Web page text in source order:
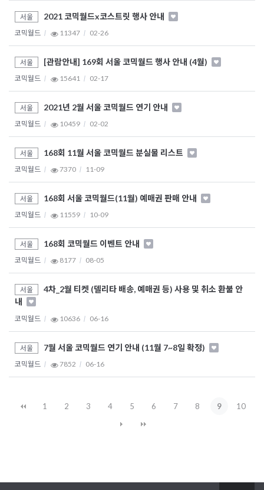
서울 2021 코믹월드x코스트릿 행사 안내
코믹월드 11347 02-26
서울 [관람안내] 169회 서울 코믹월드 행사 안내 (4월)
코믹월드 15641 02-17
서울 2021년 2월 서울 코믹월드 연기 안내
코믹월드 10459 02-02
서울 168회 11월 서울 코믹월드 분실물 리스트
코믹월드 7370 11-09
서울 168회 서울 코믹월드(11월) 예매권 판매 안내
코믹월드 11559 10-09
서울 168회 코믹월드 이벤트 안내
코믹월드 8177 08-05
서울
4차_2월 티켓 (델리타 배송, 예매권 등) 사용 및 취소 환불 안
내
코믹월드 10636 06-16
서울 7월 서울 코믹월드 연기 안내 (11월 7~8일 확정)
코믹월드 7852 06-16
1 2 3 4 5 6 7 8 9 10